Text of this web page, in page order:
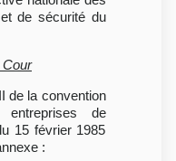
de sécurité du
Cour
de la convention
entreprises de
15 février 1985
: